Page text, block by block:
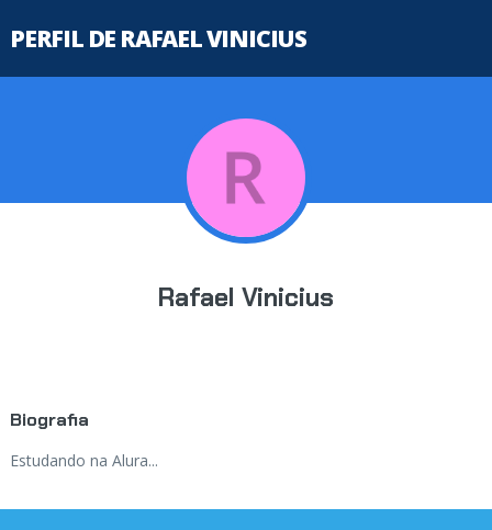
PERFIL DE RAFAEL VINICIUS
Rafael Vinicius
Biografia
Estudando na Alura...